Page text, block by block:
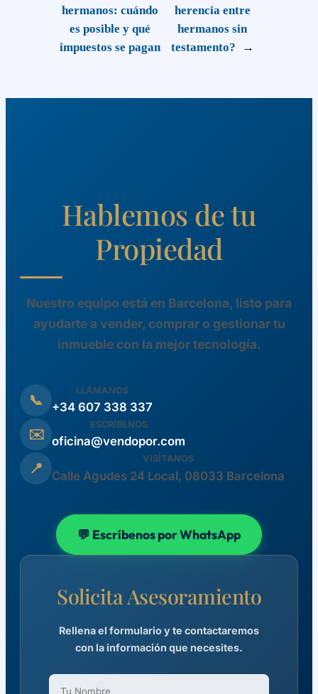
hermanos: cuándo
es posible y qué
impuestos se pagan
herencia entre
hermanos sin
testamento?
→
Hablemos de tu
Propiedad
Nuestro equipo está en Barcelona, listo para
ayudarte a vender, comprar o gestionar tu
inmueble con la mejor tecnología.
📞
LLÁMANOS
+34 607 338 337
✉️
ESCRÍBENOS
oficina@vendopor.com
📍
VISÍTANOS
Calle Agudes 24 Local, 08033 Barcelona
💬 Escríbenos por WhatsApp
Solicita Asesoramiento
Rellena el formulario y te contactaremos
con la información que necesites.